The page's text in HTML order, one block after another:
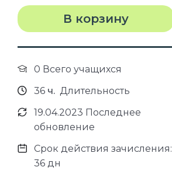
В корзину
0 Всего учащихся
36 ч. Длительность
19.04.2023 Последнее
обновление
Срок действия зачисления:
36 дн